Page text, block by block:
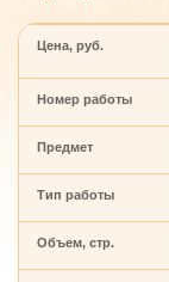
Цена, руб.
Номер работы
Предмет
Тип работы
Объем, стр.